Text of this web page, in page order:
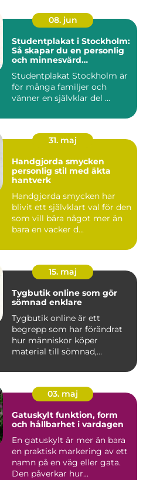
08. jun
Studentplakat i Stockholm:
Så skapar du en personlig
och minnesvärd
Studentplakat Stockholm är
för många familjer och
vänner en självklar del ...
31. maj
Handgjorda smycken
personlig stil med äkta
hantverk
Handgjorda smycken har
blivit ett självklart val för den
som vill bära något mer än
bara en vacker d...
15. maj
Tygbutik online som gör
sömnad enklare
Tygbutik online är ett
begrepp som har förändrat
hur människor köper
material till sömnad,
03. maj
Gatuskylt funktion, form
och hållbarhet i vardagen
En gatuskylt är mer än bara
en praktisk markering av ett
namn på en väg eller gata.
Den påverkar hur...